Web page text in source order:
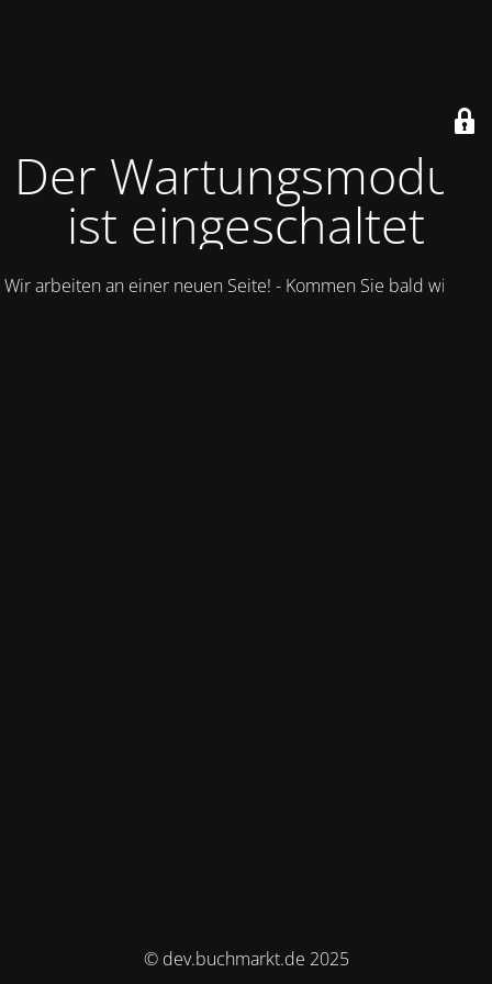
Der Wartungsmodus
ist eingeschaltet
Wir arbeiten an einer neuen Seite! - Kommen Sie bald wieder.
© dev.buchmarkt.de 2025